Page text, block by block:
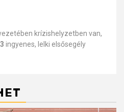
krízishelyzetben van,
ingyenes, lelki elsősegély